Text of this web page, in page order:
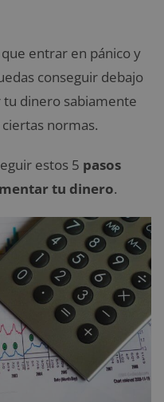
entrar en pánico y
conseguir debajo
tu dinero sabiamente
normas.
estos 5 pasos
tu dinero.